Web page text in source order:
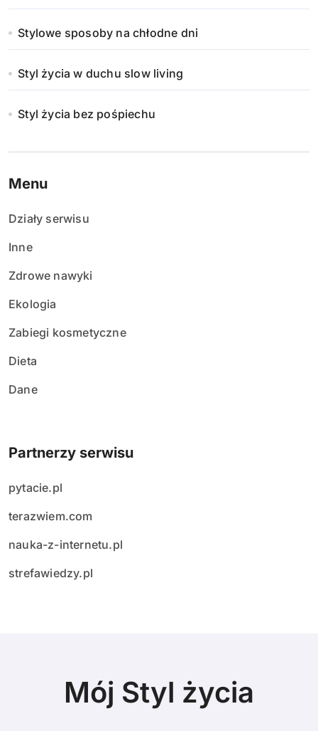
Stylowe sposoby na chłodne dni
Styl życia w duchu slow living
Styl życia bez pośpiechu
Menu
Działy serwisu
Inne
Zdrowe nawyki
Ekologia
Zabiegi kosmetyczne
Dieta
Dane
Partnerzy serwisu
pytacie.pl
terazwiem.com
nauka-z-internetu.pl
strefawiedzy.pl
Mój Styl życia